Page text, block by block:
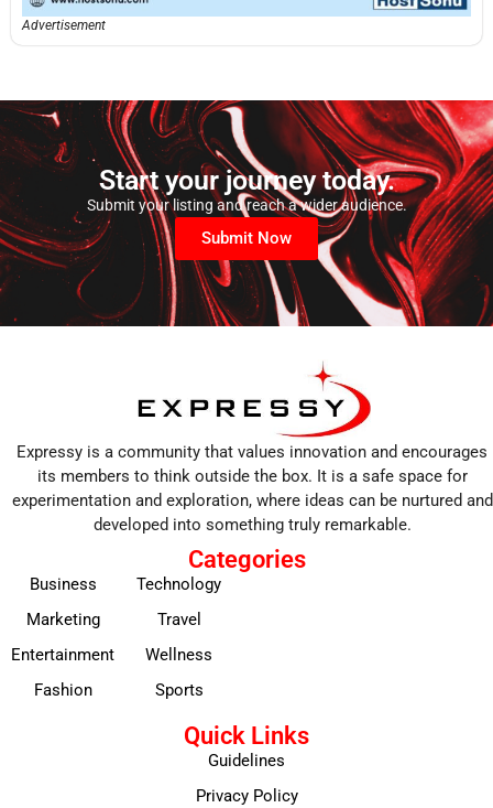
Advertisement
Start your journey today.
Submit your listing and reach a wider audience.
Submit Now
Expressy is a community that values innovation and encourages
its members to think outside the box. It is a safe space for
experimentation and exploration, where ideas can be nurtured and
developed into something truly remarkable.
Categories
Business
Marketing
Entertainment
Fashion
Technology
Travel
Wellness
Sports
Quick Links
Guidelines
Privacy Policy